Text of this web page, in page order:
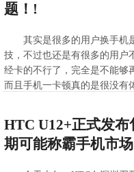
题！!
其实是很多的用户换手机
技，不过也还是有很多的用户
经卡的不行了，完全是不能够
而且手机一卡顿真的是很没有
HTC U12+正式发
期可能称霸手机市